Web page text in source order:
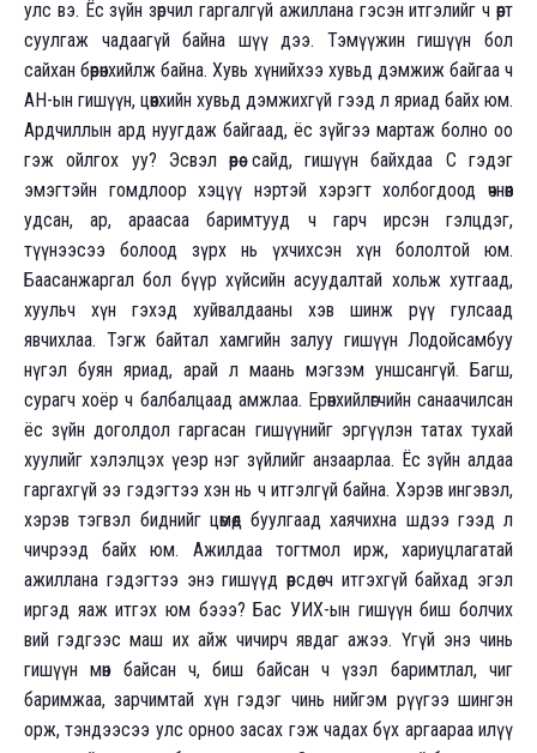
улс вэ. Ёс зүйн зөрчил гаргалгүй ажиллана гэсэн итгэлийг ч өөртөө
суулгаж чадаагүй байна шүү дээ. Тэмүүжин гишүүн бол
сайхан бөөрөнхийлж байна. Хувь хүнийхээ хувьд дэмжиж байгаа ч
АН-ын гишүүн, цөөнхийн хувьд дэмжихгүй гээд л яриад байх юм.
Ардчиллын ард нуугдаж байгаад, ёс зүйгээ мартаж болно оо
гэж ойлгох уу? Эсвэл өөрөө сайд, гишүүн байхдаа С гэдэг
эмэгтэйн гомдлоор хэцүү нэртэй хэрэгт холбогдоод өчнөөн
удсан, ар, араасаа баримтууд ч гарч ирсэн гэлцдэг,
түүнээсээ болоод зүрх нь үхчихсэн хүн бололтой юм.
Баасанжаргал бол бүүр хүйсийн асуудалтай хольж хутгаад,
хуульч хүн гэхэд хуйвалдааны хэв шинж рүү гулсаад
явчихлаа. Тэгж байтал хамгийн залуу гишүүн Лодойсамбуу
нүгэл буян яриад, арай л маань мэгзэм уншсангүй. Багш,
сурагч хоёр ч балбалцаад амжлаа. Ерөнхийлөгчийн санаачилсан
ёс зүйн доголдол гаргасан гишүүнийг эргүүлэн татах тухай
хуулийг хэлэлцэх үеэр нэг зүйлийг анзаарлаа. Ёс зүйн алдаа
гаргахгүй ээ гэдэгтээ хэн нь ч итгэлгүй байна. Хэрэв ингэвэл,
хэрэв тэгвэл биднийг цөмөөд буулгаад хаячихна шдээ гээд л
чичрээд байх юм. Ажилдаа тогтмол ирж, хариуцлагатай
ажиллана гэдэгтээ энэ гишүүд өөрсдөө ч итгэхгүй байхад эгэл
иргэд яаж итгэх юм бэээ? Бас УИХ-ын гишүүн биш болчих
вий гэдгээс маш их айж чичирч явдаг ажээ. Үгүй энэ чинь
гишүүн мөн байсан ч, биш байсан ч үзэл баримтлал, чиг
баримжаа, зарчимтай хүн гэдэг чинь нийгэм рүүгээ шингэн
орж, тэндээсээ улс орноо засах гэж чадах бүх аргаараа илүү